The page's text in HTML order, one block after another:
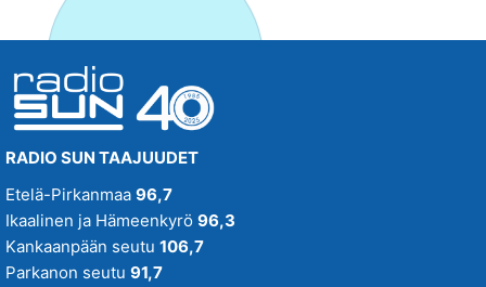
RADIO SUN TAAJUUDET
Etelä-Pirkanmaa 96,7
Ikaalinen ja Hämeenkyrö 96,3
Kankaanpään seutu 106,7
Parkanon seutu 91,7